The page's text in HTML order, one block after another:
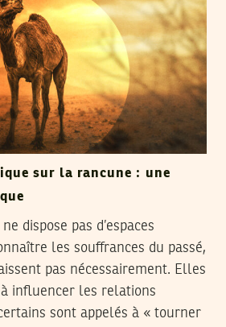
sur la rancune : une
dispose pas d’espaces
les souffrances du passé,
pas nécessairement. Elles
influencer les relations
sont appelés à « tourner